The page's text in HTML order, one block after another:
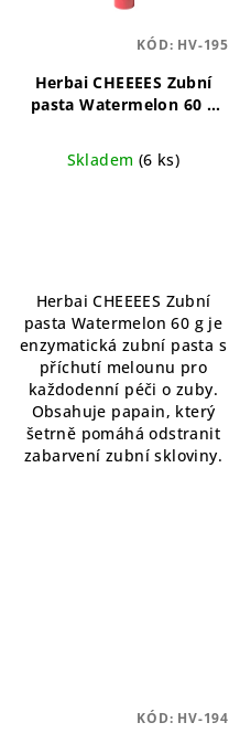
Herbai CHEEEES Zubní
pasta Watermelon 60 g
osvěžující melounovou
příchutí
Skladem (6 ks)
Herbai CHEEEES Zubní
pasta Watermelon 60 g je
enzymatická zubní pasta s
příchutí melounu pro
každodenní péči o zuby.
Obsahuje papain, který
šetrně pomáhá odstranit
zabarvení zubní skloviny.
KÓD: HV-195
KÓD: HV-194